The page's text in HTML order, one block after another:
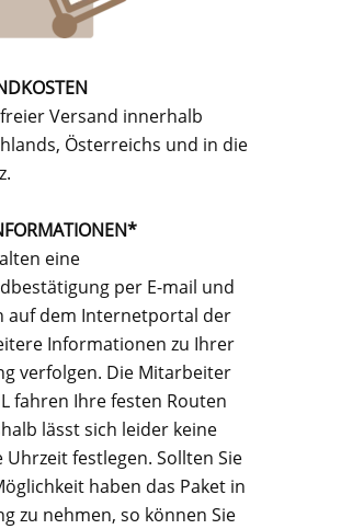
Versand innerhalb
Österreichs und in die
eine
per E-mail und
auf dem Internetportal der
Informationen zu Ihrer
verfolgen. Die Mitarbeiter
fahren Ihre festen Routen
lässt sich leider keine
Uhrzeit festlegen. Sollten Sie
haben das Paket in
zu nehmen, so können Sie